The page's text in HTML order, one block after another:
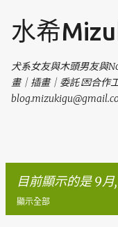
水希
犬系女友與木頭男友與
畫｜插畫｜委託 💌合作
目前顯示的是 9
顯示全部